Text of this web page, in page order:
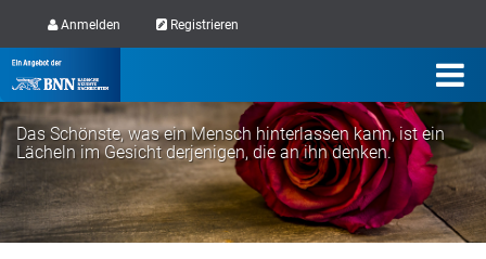
Anmelden Registrieren
Das Schönste, was ein Mensch hinterlassen kann, ist ein
Lächeln im Gesicht derjenigen, die an ihn denken.